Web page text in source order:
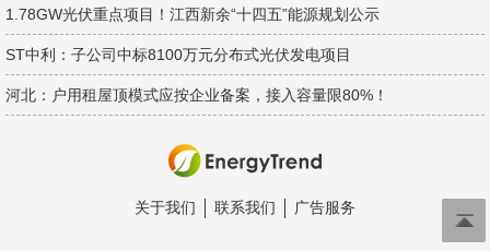
1.78GW光伏重点项目！江西新余“十四五”能源规划公示
ST中利：子公司中标8100万元分布式光伏发电项目
河北：户用租屋顶模式应按企业备案，接入容量限80%！
关于我们 联系我们 广告服务